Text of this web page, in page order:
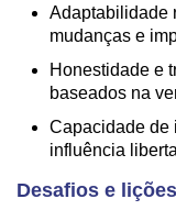
Adaptabilidade
mudanças e
Honestidade e
baseados na
Capacidade de
influência
Desafios e lições